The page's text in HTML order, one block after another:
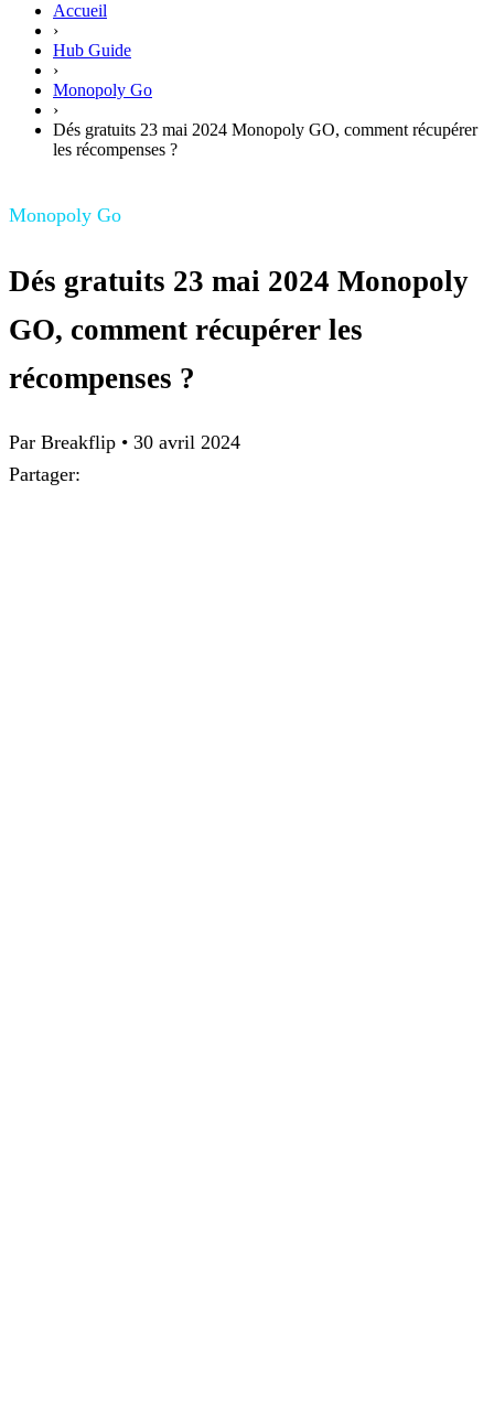
Accueil
›
Hub Guide
›
Monopoly Go
›
Dés gratuits 23 mai 2024 Monopoly GO, comment récupérer
les récompenses ?
Monopoly Go
Dés gratuits 23 mai 2024 Monopoly
GO, comment récupérer les
récompenses ?
Par Breakflip • 30 avril 2024
Partager: